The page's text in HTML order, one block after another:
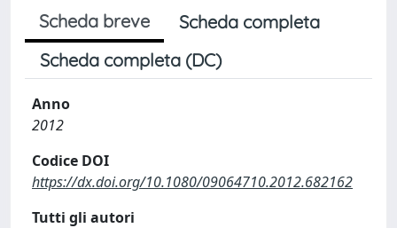
Scheda breve
Scheda completa
Scheda completa (DC)
Anno
2012
Codice DOI
https://dx.doi.org/10.1080/09064710.2012.682162
Tutti gli autori